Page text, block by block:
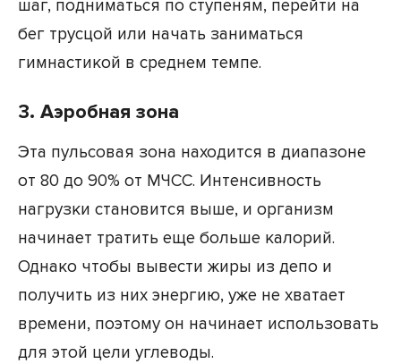
шаг, подниматься по ступеням, перейти на
бег трусцой или начать заниматься
гимнастикой в среднем темпе.
3. Аэробная зона
Эта пульсовая зона находится в диапазоне
от 80 до 90% от МЧСС. Интенсивность
нагрузки становится выше, и организм
начинает тратить еще больше калорий.
Однако чтобы вывести жиры из депо и
получить из них энергию, уже не хватает
времени, поэтому он начинает использовать
для этой цели углеводы.